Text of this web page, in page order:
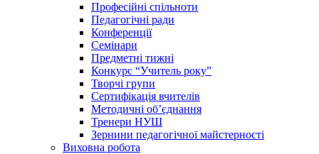
Професійні спільноти
Педагогічні ради
Конференції
Семінари
Предметні тижні
Конкурс “Учитель року”
Творчі групи
Сертифікація вчителів
Методичні об’єднання
Тренери НУШ
Зернини педагогічної майстерності
Виховна робота